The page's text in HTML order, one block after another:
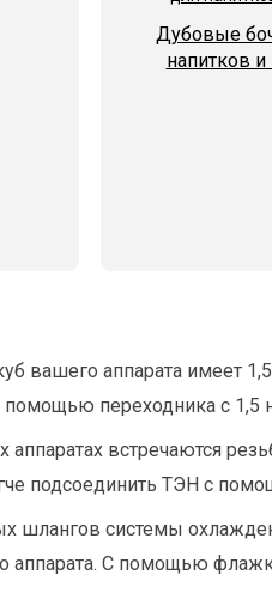
Дубовые
напитков и
вашего аппарата имеет
помощью переходника с 1,5
встречаются
подсоединить ТЭН с
шлангов системы
аппарата. С помощью